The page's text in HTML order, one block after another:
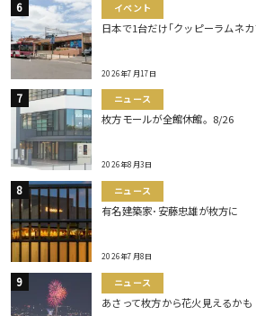
イベント
日本で1台だけ｢クッピーラムネ
2026年7月17日
ニュース
枚方モールが全館休館。8/26
2026年8月3日
ニュース
有名建築家･安藤忠雄が枚方に
2026年7月8日
ニュース
あさって枚方から花火見えるかも